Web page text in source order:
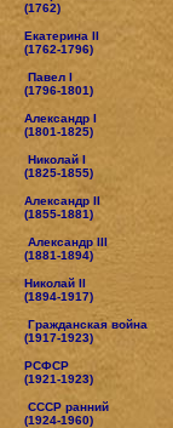
(1762)
Екатерина II
(1762-1796)
Павел I
(1796-1801)
Александр I
(1801-1825)
Николай I
(1825-1855)
Александр II
(1855-1881)
Александр III
(1881-1894)
Николай II
(1894-1917)
Гражданская война
(1917-1923)
РСФСР
(1921-1923)
СССР ранний
(1924-1960)